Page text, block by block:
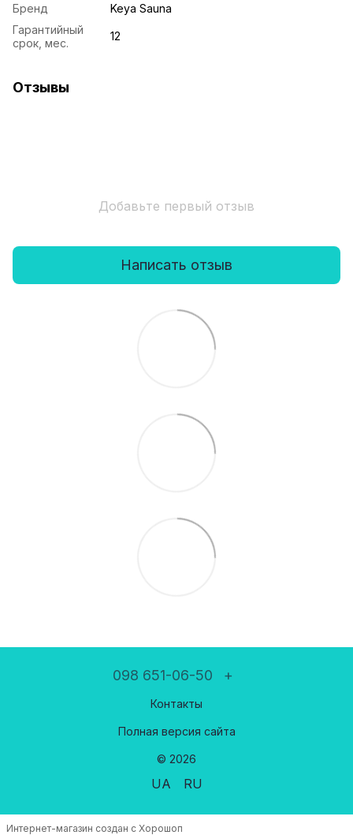
Бренд
Keya Sauna
Гарантийный
срок, мес.
12
Отзывы
Добавьте первый отзыв
Написать отзыв
098 651-06-50 +
Контакты
Полная версия сайта
© 2026
UA RU
Интернет-магазин создан с Хорошоп